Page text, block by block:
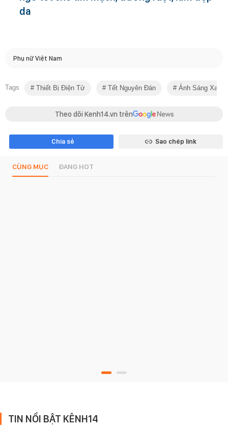
da
Phụ nữ Việt Nam
Tags Thiết Bị Điện Tử Tết Nguyên Đán Ánh Sáng Xanh
Theo dõi Kenh14.vn trên
Chia sẻ Sao chép link
CÙNG MỤC ĐANG HOT
TIN NỔI BẬT KÊNH14